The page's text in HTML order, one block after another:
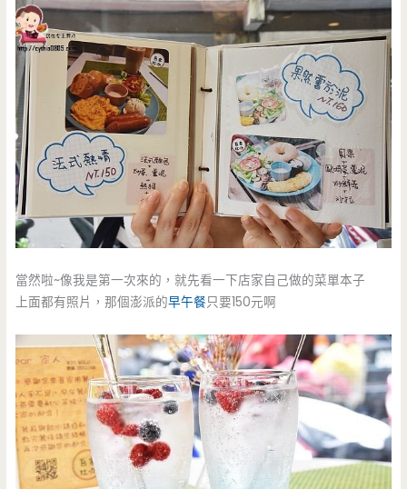
當然啦~像我是第一次來的，就先看一下店家自己做的菜單本子
上面都有照片，那個澎派的早午餐只要150元啊